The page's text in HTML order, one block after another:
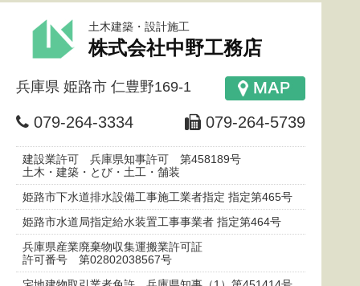
土木建築・設計施工
株式会社中野工務店
兵庫県 姫路市 仁豊野169-1
079-264-3334 079-264-5739
建設業許可 兵庫県知事許可 第458189号
土木・建築・とび・土工・舗装
姫路市下水道排水設備工事施工業者指定 指定第465号
姫路市水道局指定給水装置工事事業者 指定第464号
兵庫県産業廃棄物収集運搬業許可証
許可番号 第02802038567号